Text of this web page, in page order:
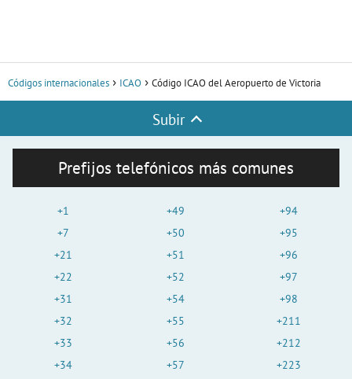
Códigos internacionales ICAO Código ICAO del Aeropuerto de Victoria
Subir
Prefijos telefónicos más comunes
+1
+7
+21
+22
+31
+32
+33
+34
+49
+50
+51
+52
+54
+55
+56
+57
+94
+95
+96
+97
+98
+211
+212
+223